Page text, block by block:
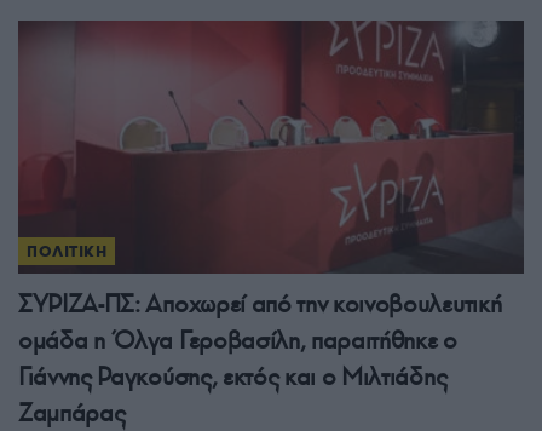
ΠΟΛΙΤΙΚΗ
ΣΥΡΙΖΑ-ΠΣ: Αποχωρεί από την κοινοβουλευτική
ομάδα η Όλγα Γεροβασίλη, παραιτήθηκε ο
Γιάννης Ραγκούσης, εκτός και ο Μιλτιάδης
Ζαμπάρας